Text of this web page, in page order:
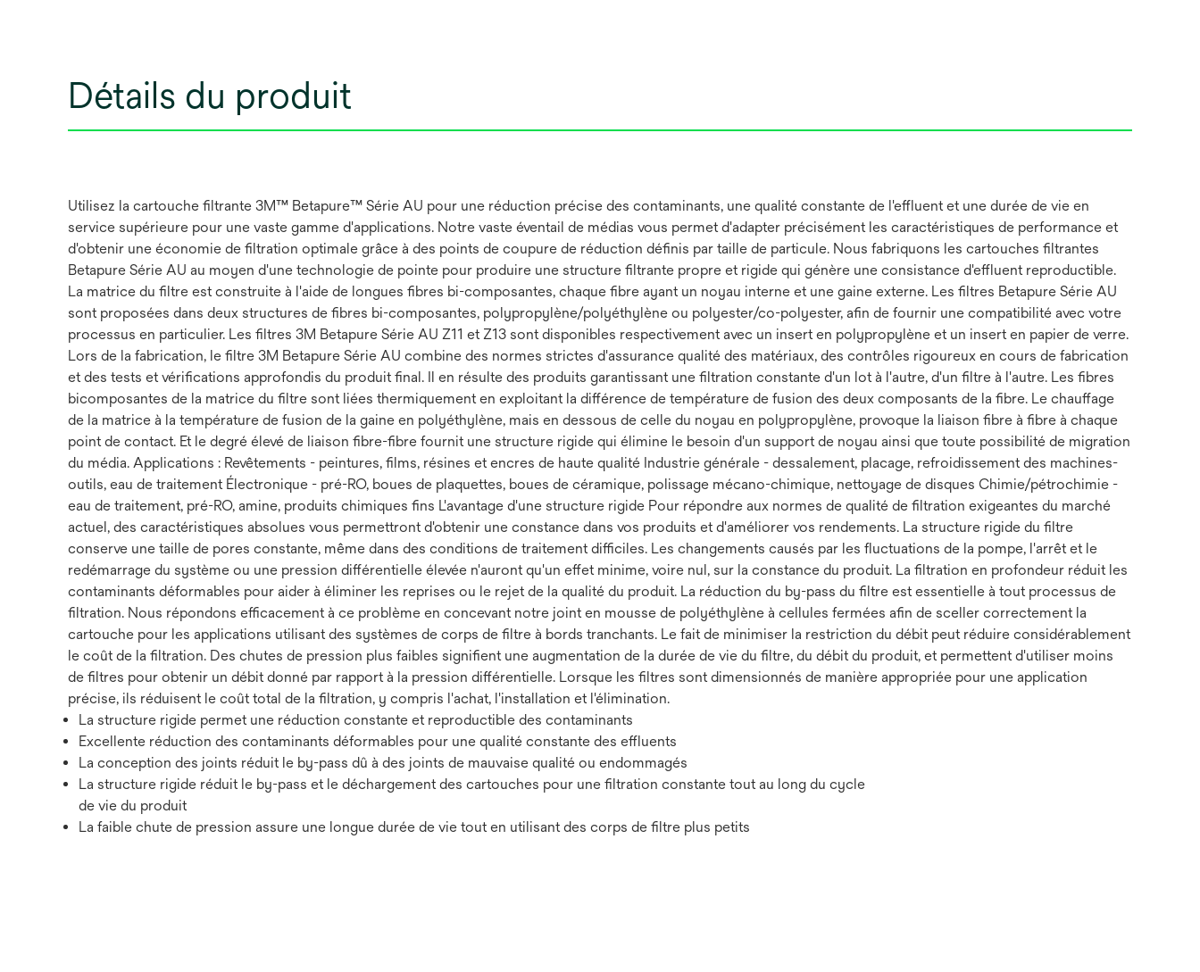
Détails du produit
Utilisez la cartouche filtrante 3M™ Betapure™ Série AU pour une réduction précise des contaminants, une qualité constante de l'effluent et une durée de vie en
service supérieure pour une vaste gamme d'applications. Notre vaste éventail de médias vous permet d'adapter précisément les caractéristiques de performance et
d'obtenir une économie de filtration optimale grâce à des points de coupure de réduction définis par taille de particule. Nous fabriquons les cartouches filtrantes
Betapure Série AU au moyen d'une technologie de pointe pour produire une structure filtrante propre et rigide qui génère une consistance d'effluent reproductible.
La matrice du filtre est construite à l'aide de longues fibres bi-composantes, chaque fibre ayant un noyau interne et une gaine externe. Les filtres Betapure Série AU
sont proposées dans deux structures de fibres bi-composantes, polypropylène/polyéthylène ou polyester/co-polyester, afin de fournir une compatibilité avec votre
processus en particulier. Les filtres 3M Betapure Série AU Z11 et Z13 sont disponibles respectivement avec un insert en polypropylène et un insert en papier de verre.
Lors de la fabrication, le filtre 3M Betapure Série AU combine des normes strictes d'assurance qualité des matériaux, des contrôles rigoureux en cours de fabrication
et des tests et vérifications approfondis du produit final. Il en résulte des produits garantissant une filtration constante d'un lot à l'autre, d'un filtre à l'autre. Les fibres
bicomposantes de la matrice du filtre sont liées thermiquement en exploitant la différence de température de fusion des deux composants de la fibre. Le chauffage
de la matrice à la température de fusion de la gaine en polyéthylène, mais en dessous de celle du noyau en polypropylène, provoque la liaison fibre à fibre à chaque
point de contact. Et le degré élevé de liaison fibre-fibre fournit une structure rigide qui élimine le besoin d'un support de noyau ainsi que toute possibilité de migration
du média. Applications : Revêtements - peintures, films, résines et encres de haute qualité Industrie générale - dessalement, placage, refroidissement des machines-
outils, eau de traitement Électronique - pré-RO, boues de plaquettes, boues de céramique, polissage mécano-chimique, nettoyage de disques Chimie/pétrochimie -
eau de traitement, pré-RO, amine, produits chimiques fins L'avantage d'une structure rigide Pour répondre aux normes de qualité de filtration exigeantes du marché
actuel, des caractéristiques absolues vous permettront d'obtenir une constance dans vos produits et d'améliorer vos rendements. La structure rigide du filtre
conserve une taille de pores constante, même dans des conditions de traitement difficiles. Les changements causés par les fluctuations de la pompe, l'arrêt et le
redémarrage du système ou une pression différentielle élevée n'auront qu'un effet minime, voire nul, sur la constance du produit. La filtration en profondeur réduit les
contaminants déformables pour aider à éliminer les reprises ou le rejet de la qualité du produit. La réduction du by-pass du filtre est essentielle à tout processus de
filtration. Nous répondons efficacement à ce problème en concevant notre joint en mousse de polyéthylène à cellules fermées afin de sceller correctement la
cartouche pour les applications utilisant des systèmes de corps de filtre à bords tranchants. Le fait de minimiser la restriction du débit peut réduire considérablement
le coût de la filtration. Des chutes de pression plus faibles signifient une augmentation de la durée de vie du filtre, du débit du produit, et permettent d'utiliser moins
de filtres pour obtenir un débit donné par rapport à la pression différentielle. Lorsque les filtres sont dimensionnés de manière appropriée pour une application
précise, ils réduisent le coût total de la filtration, y compris l'achat, l'installation et l'élimination.
La structure rigide permet une réduction constante et reproductible des contaminants
Excellente réduction des contaminants déformables pour une qualité constante des effluents
La conception des joints réduit le by-pass dû à des joints de mauvaise qualité ou endommagés
La structure rigide réduit le by-pass et le déchargement des cartouches pour une filtration constante tout au long du cycle
de vie du produit
La faible chute de pression assure une longue durée de vie tout en utilisant des corps de filtre plus petits